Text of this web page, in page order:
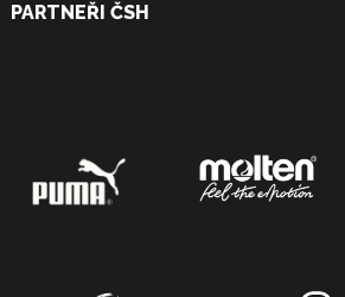
PARTNEŘI ČSH